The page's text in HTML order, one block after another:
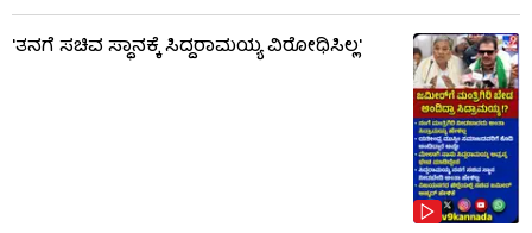
'ತನಗೆ ಸಚಿವ ಸ್ಥಾನಕ್ಕೆ ಸಿದ್ದರಾಮಯ್ಯ ವಿರೋಧಿಸಿಲ್ಲ'